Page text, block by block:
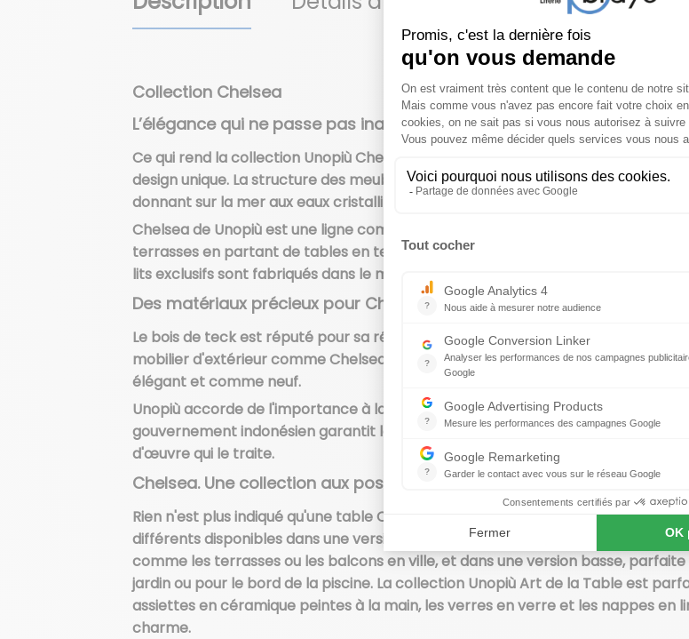
Collection Chelsea
L’élégance qui ne passe pas inaperçue
Ce qui rend la collection Unopiù Chelsea si spéciale c'est l'association
design unique. La structure des meubles de cette ligne est inspirée du style
donnant sur la mer aux eaux cristallines des terres lointaines, et donnent une
Chelsea de Unopiù est une ligne composée d'éléments différents permettant
terrasses en partant de tables en teck, qui peuvent être entourées de chaises
lits exclusifs sont fabriqués dans le même matériau.
Des matériaux précieux pour Chelsea Unopiù
Le bois de teck est réputé pour sa résistance au soleil, au vent, à la pluie et au
mobilier d'extérieur comme Chelsea : même dans des conditions
élégant et comme neuf.
Unopiù accorde de l'importance à la provenance de ce matériau. Le teck
gouvernement indonésien garantit la culture écologique des arbres qui
d'œuvre qui le traite.
Chelsea. Une collection aux possibilités multiples
Rien n'est plus indiqué qu'une table Chelsea pour servir de décor à un repas
différents disponibles dans une version carrée aux dimensions contenues,
comme les terrasses ou les balcons en ville, et dans une version basse,
jardin ou pour le bord de la piscine. La collection Unopiù Art de la Table est
assiettes en céramique peintes à la main, les verres en verre et les nappes
charme.